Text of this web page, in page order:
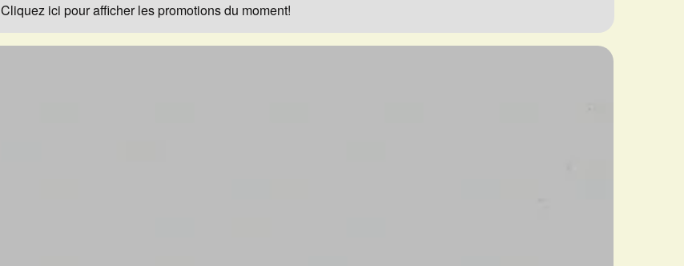
Cliquez ici pour afficher les promotions du moment!